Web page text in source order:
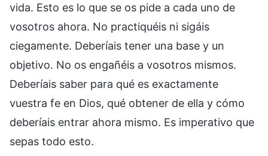
vida. Esto es lo que se os pide a cada uno de
vosotros ahora. No practiquéis ni sigáis
ciegamente. Deberíais tener una base y un
objetivo. No os engañéis a vosotros mismos.
Deberíais saber para qué es exactamente
vuestra fe en Dios, qué obtener de ella y cómo
deberíais entrar ahora mismo. Es imperativo que
sepas todo esto.